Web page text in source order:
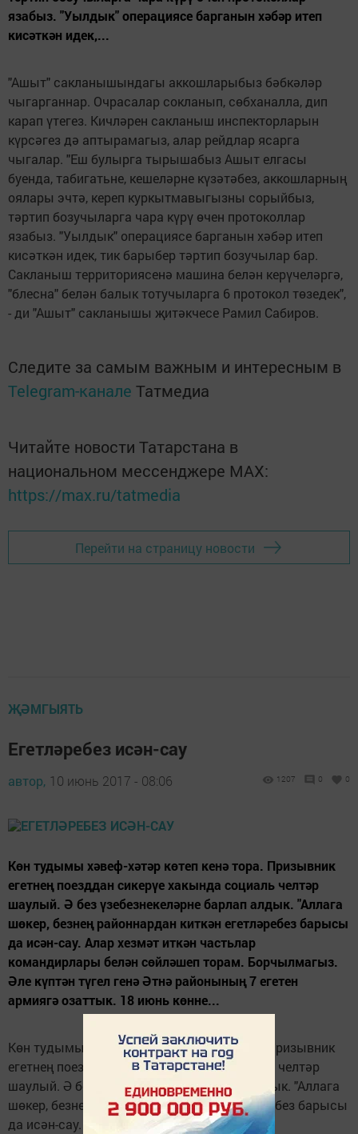
язабыз. "Уылдык" операциясе барганын хәбәр итеп
кисәткән идек,...
"Ашыт" сакланышындагы аккошларыбыз бәбкәләр
чыгарганнар. Очрасалар сокланып, сөбханалла, дип
карап үтегез. Кичләрен сакланыш инспекторларын
күрсәгез дә аптырамагыз, алар рейдлар ясарга
чыгалар. "Еш булырга тырышабыз Ашыт елгасы
буенда, табигатьне, кешеләрне күзәтәбез, аккошларның
оялары эчтә, кереп куркытмавыгыз­ны сорыйбыз,
тәртип бозучыларга чара күрү өчен протоколлар
язабыз. "Уылдык" операциясе барганын хәбәр итеп
кисәткән идек, тик барыбер тәртип бозучылар бар.
Сакланыш территориясенә машина белән керүчеләргә,
"блесна" белән балык тотучыларга 6 протокол төзедек",
- ди "Ашыт" сакланышы җитәкчесе Рамил Сабиров.
Следите за самым важным и интересным в
Telegram-канале Татмедиа
Читайте новости Татарстана в
национальном мессенджере MАХ:
https://max.ru/tatmedia
Перейти на страницу новости
ҖӘМГЫЯТЬ
Егетләребез исән-сау
автор, 10 июнь 2017 - 08:06 1207 0 0
Көн тудымы хәвеф-хәтәр көтеп кенә тора. Призыв­ник
егетнең поезддан сикерүе хакында социаль челтәр
шаулый. Ә без үзебезнекеләрне барлап алдык. "Аллага
шөкер, безнең районнардан киткән егетләребез барысы
да исән-сау. Алар хезмәт иткән частьлар
командирлары белән сөйләшеп торам. Борчылмагыз.
Әле күптән түгел генә Әтнә районының 7 егетен
армиягә озаттык. 18 июнь көнне...
Көн тудымы хәвеф-хәтәр көтеп кенә тора. Призыв­ник
егетнең поезддан сикерүе хакында социаль челтәр
шаулый. Ә без үзебезнекеләрне барлап алдык. "Аллага
шөкер, безнең районнардан киткән егетләребез барысы
да исән-сау. Алар хезмәт иткән частьлар